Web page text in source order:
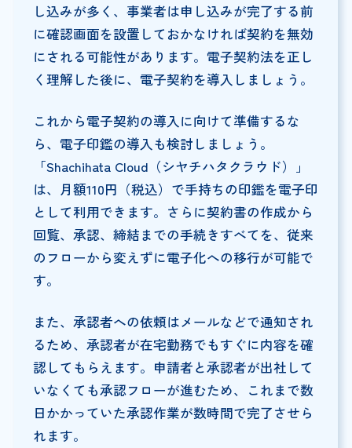
し込みが多く、事業者は申し込みが完了する前
に確認画面を設置しておかなければ契約を無効
にされる可能性があります。電子契約法を正し
く理解した後に、電子契約を導入しましょう。
これから電子契約の導入に向けて準備するな
ら、電子印鑑の導入も検討しましょう。
「Shachihata Cloud（シヤチハタクラウド）」
は、月額110円（税込）で手持ちの印鑑を電子印
として利用できます。さらに契約書の作成から
回覧、承認、締結までの手続きすべてを、従来
のフローから変えずに電子化への移行が可能で
す。
また、承認者への依頼はメールなどで通知され
るため、承認者が在宅勤務でもすぐに内容を確
認してもらえます。申請者と承認者が出社して
いなくても承認フローが進むため、これまで数
日かかっていた承認作業が数時間で完了させら
れます。